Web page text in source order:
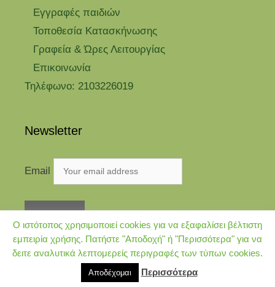
Eγγραφές παιδιών
Τοποθεσία Κατασκήνωσης
Γραφεία & Ώρες Λειτουργίας
Επικοινωνία
Τηλέφωνο: 2103226019
Newsletter
Email
© 2026 Kataskinosi.gr• Φτιαγμένο μεGeneratePress
Ο ιστότοπος χρησιμοποιεί cookies για να εξαφαλίσει βέλτιστη
εμπειρία χρήσης. Πατήστε "Αποδοχή" ή "Περισσότερα" για να
δειτε αναλυτικά λεπτομερείς περιγραφές των τύπων cookies.
Αποδέχομαι Περισσότερα